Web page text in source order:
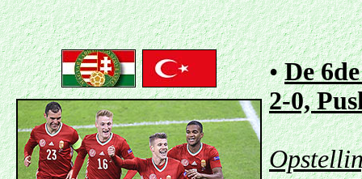
•De
2-0,